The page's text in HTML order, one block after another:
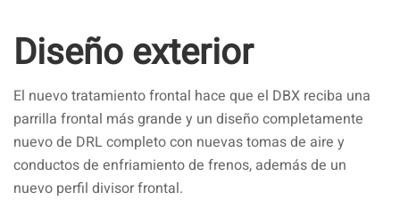
Diseño exterior
El nuevo tratamiento frontal hace que el DBX reciba una
parrilla frontal más grande y un diseño completamente
nuevo de DRL completo con nuevas tomas de aire y
conductos de enfriamiento de frenos, además de un
nuevo perfil divisor frontal.